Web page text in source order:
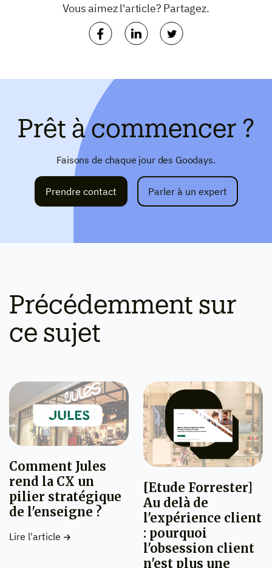
Vous aimez l'article? Partagez.
Prêt à commencer ?
Faisons de chaque jour des Goodays.
Prendre contact Parler à un expert
Précédemment sur
ce sujet
Comment Jules
rend la CX un
pilier stratégique
de l'enseigne ?
Lire l'article
[Etude Forrester]
Au delà de
l'expérience client
: pourquoi
l'obsession client
n'est plus une